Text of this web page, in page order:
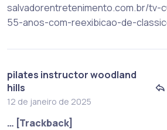
salvadorentretenimento.com.br/tv-
55-anos-com-reexibicao-de-
pilates instructor woodland
hills
12 de janeiro de 2025
… [Trackback]